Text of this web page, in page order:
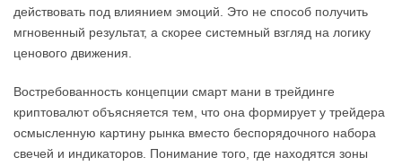
действовать под влиянием эмоций. Это не способ получить
мгновенный результат, а скорее системный взгляд на логику
ценового движения.
Востребованность концепции смарт мани в трейдинге
криптовалют объясняется тем, что она формирует у трейдера
осмысленную картину рынка вместо беспорядочного набора
свечей и индикаторов. Понимание того, где находятся зоны